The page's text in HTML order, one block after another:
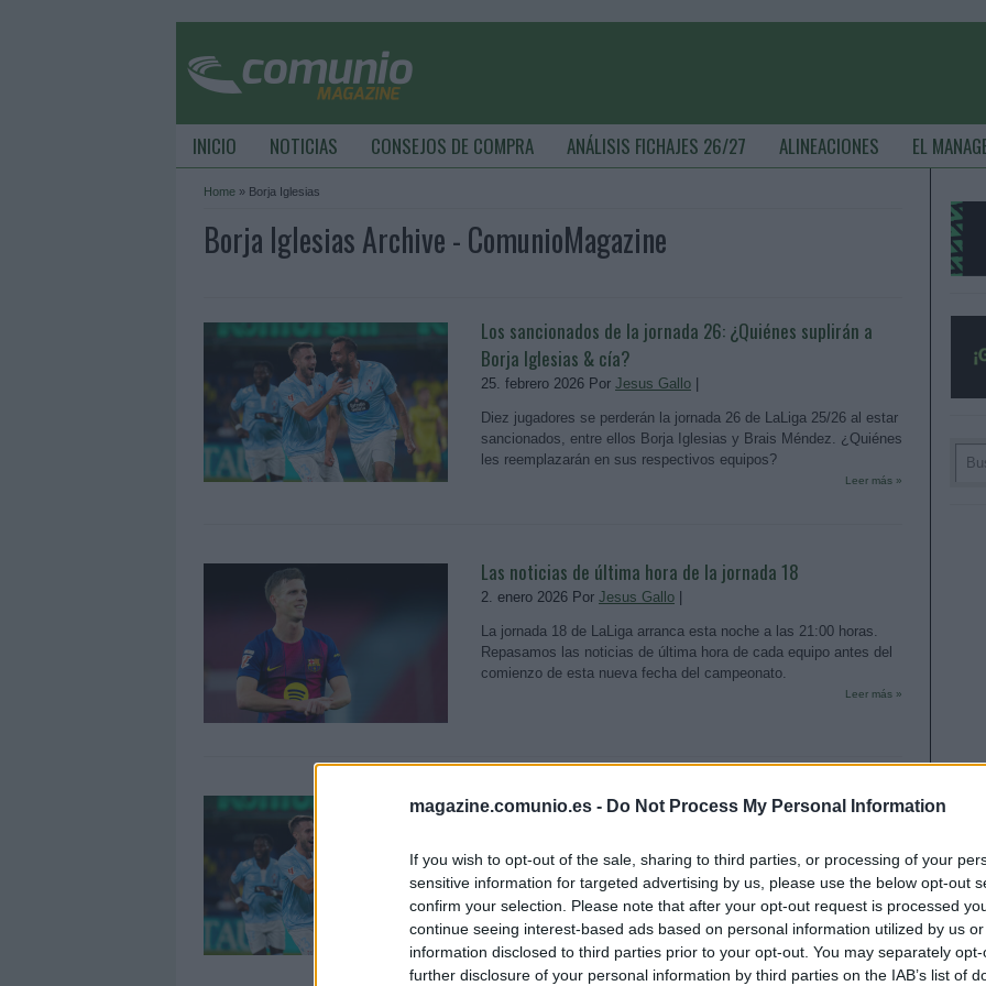
magazine.comunio.es - Do Not Process My Personal Information
If you wish to opt-out of the sale, sharing to third parties, or processing of your
sensitive information for targeted advertising by us, please use the below opt-out
confirm your selection. Please note that after your opt-out request is processed
continue seeing interest-based ads based on personal information utilized by us
information disclosed to third parties prior to your opt-out. You may separately
further disclosure of your personal information by third parties on the IAB’s list of
INICIO NOTICIAS CONSEJOS DE COMPRA ANÁLISIS FICHAJES 26/27 ALINEACIONES EL
Home » Borja Iglesias
Borja Iglesias Archive - ComunioMagazine
Los sancionados de la jornada 26: ¿Quiénes suplirán a
Borja Iglesias & cía?
25. febrero 2026 Por Jesus Gallo
Diez jugadores se perderán la jornada 26 de LaLiga 25/26 al estar
sancionados, entre ellos Borja Iglesias y Brais Méndez. ¿Quiénes
les reemplazarán en sus respectivos equipos?
Leer más »
Las noticias de última hora de la jornada 18
2. enero 2026 Por Jesus Gallo
La jornada 18 de LaLiga arranca esta noche a las 21:00 horas.
Repasamos las noticias de última hora de cada equipo antes del
comienzo de esta nueva fecha del campeonato.
Leer más »
Las noticias de última hora de la jornada 17
La jornada 17 de LaLiga arranca esta noche a las 21:00 horas.
Repasamos las noticias de última hora de cada equipo antes del
comienzo de esta nueva fecha del campeonato.
Leer más »